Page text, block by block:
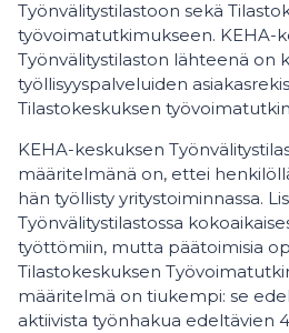
Työnvälitystilastoon sekä
työvoimatutkimukseen. KEHA-
Työnvälitystilaston lähteenä on
työllisyyspalveluiden
Tilastokeskuksen
KEHA-keskuksen
määritelmänä on, ettei
hän työllisty yritystoiminnassa.
Työnvälitystilastossa
työttömiin, mutta päätoimisia
Tilastokeskuksen
määritelmä on tiukempi: se
aktiivista työnhakua edeltävien